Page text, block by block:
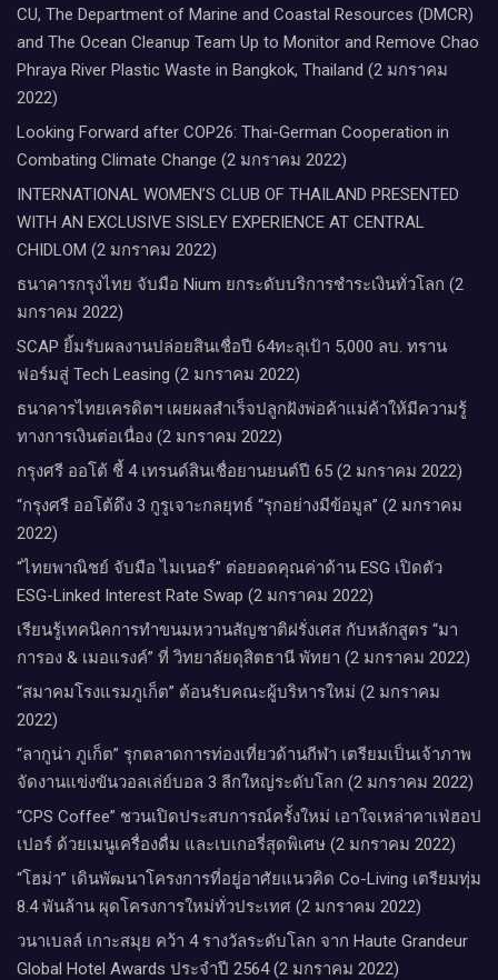
CU, The Department of Marine and Coastal Resources (DMCR)
and The Ocean Cleanup Team Up to Monitor and Remove Chao
Phraya River Plastic Waste in Bangkok, Thailand (2 มกราคม
2022)
Looking Forward after COP26: Thai-German Cooperation in
Combating Climate Change (2 มกราคม 2022)
INTERNATIONAL WOMEN’S CLUB OF THAILAND PRESENTED
WITH AN EXCLUSIVE SISLEY EXPERIENCE AT CENTRAL
CHIDLOM (2 มกราคม 2022)
ธนาคารกรุงไทย จับมือ Nium ยกระดับบริการชำระเงินทั่วโลก (2
มกราคม 2022)
SCAP ยิ้มรับผลงานปล่อยสินเชื่อปี 64ทะลุเป้า 5,000 ลบ. ทราน
ฟอร์มสู่ Tech Leasing (2 มกราคม 2022)
ธนาคารไทยเครดิตฯ เผยผลสำเร็จปลูกฝังพ่อค้าแม่ค้าให้มีความรู้
ทางการเงินต่อเนื่อง (2 มกราคม 2022)
กรุงศรี ออโต้ ชี้ 4 เทรนด์สินเชื่อยานยนต์ปี 65 (2 มกราคม 2022)
“กรุงศรี ออโต้ดึง 3 กูรูเจาะกลยุทธ์ “รุกอย่างมีข้อมูล” (2 มกราคม
2022)
“ไทยพาณิชย์ จับมือ ไมเนอร์” ต่อยอดคุณค่าด้าน ESG เปิดตัว
ESG-Linked Interest Rate Swap (2 มกราคม 2022)
เรียนรู้เทคนิคการทำขนมหวานสัญชาติฝรั่งเศส กับหลักสูตร “มา
การอง & เมอแรงค์” ที่ วิทยาลัยดุสิตธานี พัทยา (2 มกราคม 2022)
“สมาคมโรงแรมภูเก็ต” ต้อนรับคณะผู้บริหารใหม่ (2 มกราคม
2022)
“ลากูน่า ภูเก็ต” รุกตลาดการท่องเที่ยวด้านกีฬา เตรียมเป็นเจ้าภาพ
จัดงานแข่งขันวอลเล่ย์บอล 3 ลีกใหญ่ระดับโลก (2 มกราคม 2022)
“CPS Coffee” ชวนเปิดประสบการณ์ครั้งใหม่ เอาใจเหล่าคาเฟ่ฮอป
เปอร์ ด้วยเมนูเครื่องดื่ม และเบเกอรี่สุดพิเศษ (2 มกราคม 2022)
“โฮม่า” เดินพัฒนาโครงการที่อยู่อาศัยแนวคิด Co-Living เตรียมทุ่ม
8.4 พันล้าน ผุดโครงการใหม่ทั่วประเทศ (2 มกราคม 2022)
วนาเบลล์ เกาะสมุย คว้า 4 รางวัลระดับโลก จาก Haute Grandeur
Global Hotel Awards ประจำปี 2564 (2 มกราคม 2022)